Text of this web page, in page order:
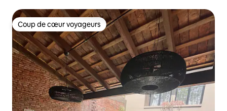
Coup de cœur voyageurs
Coup de cœur voyageurs